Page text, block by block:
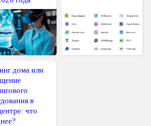
дома или
в
что